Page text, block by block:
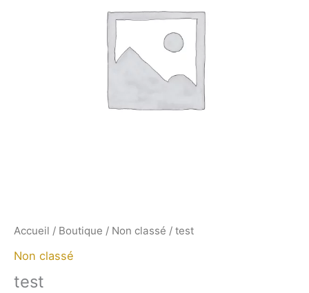
Accueil / Boutique / Non classé / test
Non classé
test